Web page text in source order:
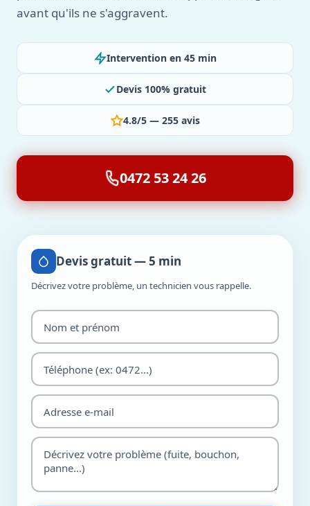
avant qu'ils ne s'aggravent.
Intervention en 45 min
Devis 100% gratuit
4.8/5 — 255 avis
0472 53 24 26
Devis gratuit — 5 min
Décrivez votre problème, un technicien vous rappelle.